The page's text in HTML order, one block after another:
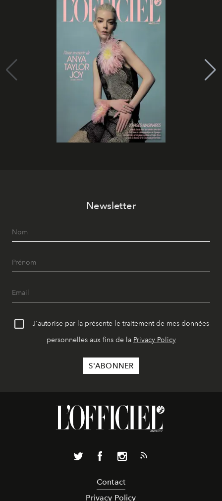
Newsletter
J'autorise par la présente le traitement de mes données
personnelles aux fins de la Privacy Policy
Contact
Privacy Policy